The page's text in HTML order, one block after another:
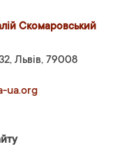
Скомаровський
Львів, 79008
ua.org